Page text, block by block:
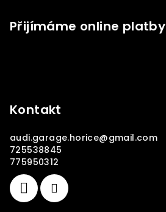
Přijímáme online platby
Kontakt
audi.garage.horice@gmail.com
725538845
775950312